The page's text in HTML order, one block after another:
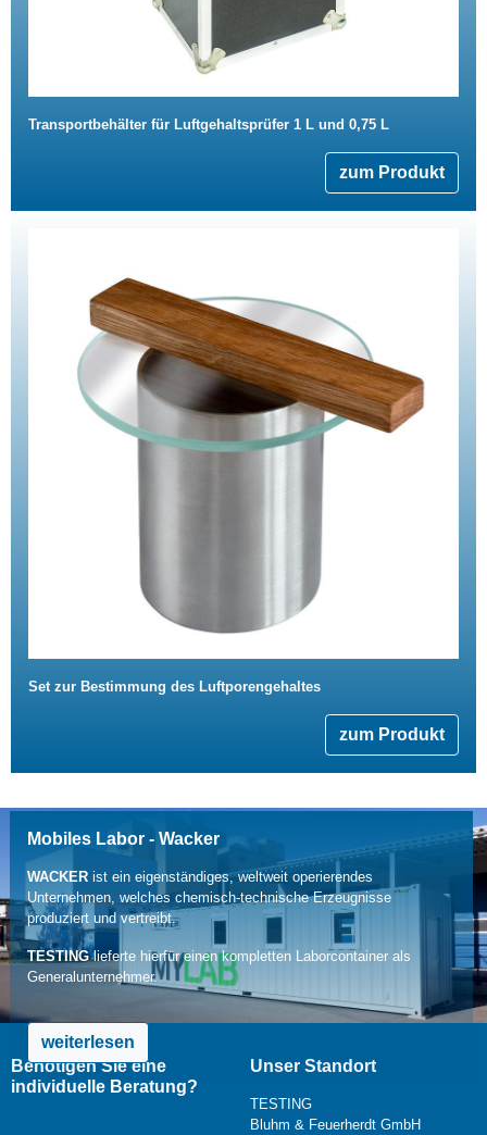
Transportbehälter für Luftgehaltsprüfer 1 L und 0,75 L
zum Produkt
Set zur Bestimmung des Luftporengehaltes
zum Produkt
Mobiles Labor - Wacker
WACKERist ein eigenständiges, weltweit operierendes
Unternehmen, welches chemisch-technische Erzeugnisse
produziert und vertreibt.
TESTINGlieferte hierfür einen kompletten Laborcontainer als
Generalunternehmer.
weiterlesen
Benötigen Sie eine
individuelle Beratung?
Unser Standort
TESTING
Bluhm & Feuerherdt GmbH